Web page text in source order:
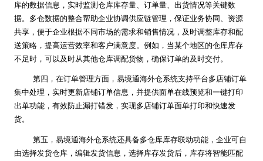
库的数据信息，实时监测仓库库存量、订单量、出货情况等关键数
据。多仓数据的整合帮助企业协调供应链管理，保证业务协同、资源
共享，便于企业根据不同市场的需求和销售情况，及时调整库存和配
送策略，提高运营效率和客户满意度。例如，当某个地区的仓库库存
不足时，可以及时从其他仓库调配货物，确保订单的及时交付。
第四，在订单管理方面，易境通海外仓系统支持平台多店铺订单
集中处理，实时更新店铺订单信息，并提供面单在线预览和一键打印
出单功能，有效防止漏打错发，实现多店铺订单面单打印和快速发
货。
第五，易境通海外仓系统还具备多仓库库存联动功能，企业可自
由选择发货仓库，编辑发货信息，选择库存发货后，库存将智能匹配